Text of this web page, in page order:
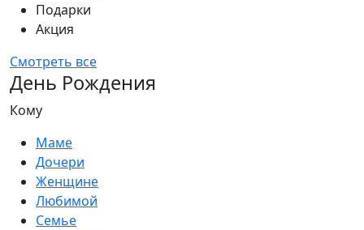
Подарки
Акция
Смотреть все
День Рождения
Кому
Маме
Дочери
Женщине
Любимой
Семье